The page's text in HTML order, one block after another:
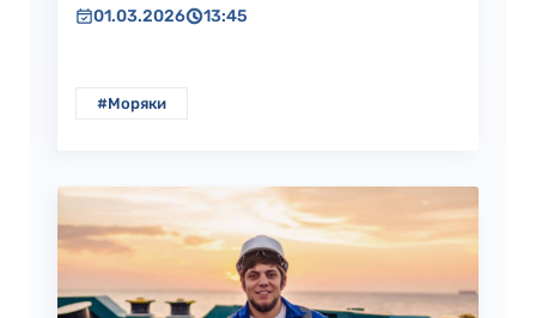
01.03.2026 13:45
#Моряки